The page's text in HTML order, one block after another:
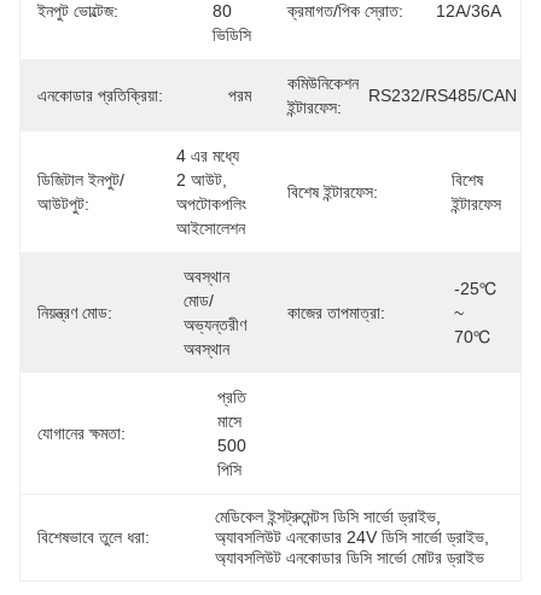
ইনপুট ভোল্টেজ:
80
ভিডিসি
ক্রমাগত/পিক স্রোত: 12A/36A
এনকোডার প্রতিক্রিয়া: পরম
কমিউনিকেশন
ইন্টারফেস:
RS232/RS485/CAN
ডিজিটাল ইনপুট/
আউটপুট:
4 এর মধ্যে
2 আউট,
অপটোকপলিং
আইসোলেশন
বিশেষ ইন্টারফেস:
বিশেষ
ইন্টারফেস
নিয়ন্ত্রণ মোড:
অবস্থান
মোড/
অভ্যন্তরীণ
অবস্থান
কাজের তাপমাত্রা:
-25℃
~
70℃
যোগানের ক্ষমতা:
প্রতি
মাসে
500
পিসি
বিশেষভাবে তুলে ধরা:
মেডিকেল ইন্সট্রুমেন্টস ডিসি সার্ভো ড্রাইভ
অ্যাবসলিউট এনকোডার 24V ডিসি সার্ভো ড্রাইভ
অ্যাবসলিউট এনকোডার ডিসি সার্ভো মোটর ড্রাইভ